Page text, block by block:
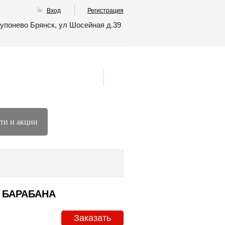
Вход Регистрация
Брянск, ул Шосейная д.39
и акции
Заказать